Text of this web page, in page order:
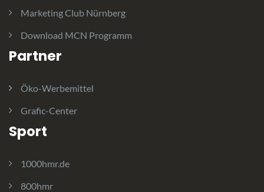
Marketing Club Nürnberg
Download MCN Programm
Partner
Öko-Werbemittel
Grafic-Center
Sport
1000hmr.de
800hmr